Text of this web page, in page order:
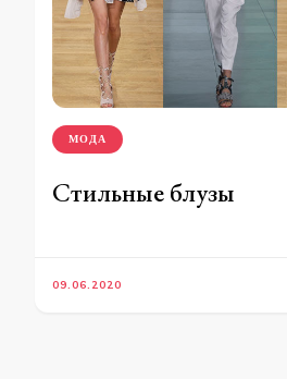
МОДА
Стильные блузы
09.06.2020